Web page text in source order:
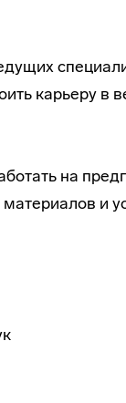
карьеру в
на
и